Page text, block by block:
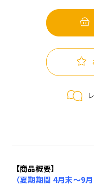
【商品概要】
（夏期期間 4月末～9